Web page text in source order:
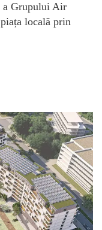
a Grupului Air
locală prin